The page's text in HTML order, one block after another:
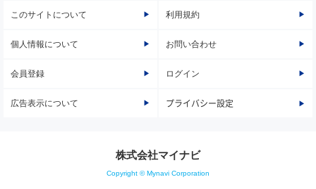
このサイトについて 利用規約
個人情報について お問い合わせ
会員登録 ログイン
広告表示について プライバシー設定
株式会社マイナビ
Copyright © Mynavi Corporation